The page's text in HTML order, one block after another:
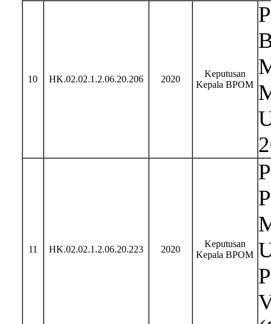
10 HK.02.02.1.2.06.20.206 2020
Keputusan
Kepala BPOM
11 HK.02.02.1.2.06.20.223 2020
Keputusan
Kepala BPOM